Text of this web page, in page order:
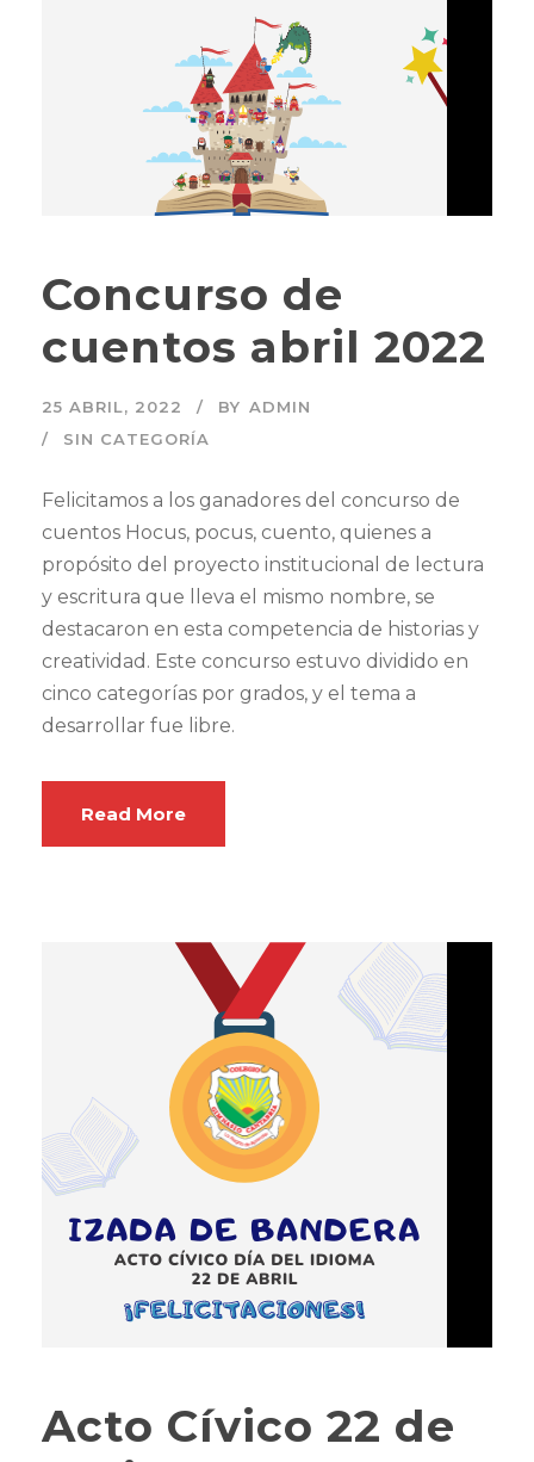
Concurso de
cuentos abril 2022
25 ABRIL, 2022 BY ADMIN
SIN CATEGORÍA
Felicitamos a los ganadores del concurso de
cuentos Hocus, pocus, cuento, quienes a
propósito del proyecto institucional de lectura
y escritura que lleva el mismo nombre, se
destacaron en esta competencia de historias y
creatividad. Este concurso estuvo dividido en
cinco categorías por grados, y el tema a
desarrollar fue libre.
Read More
Acto Cívico 22 de